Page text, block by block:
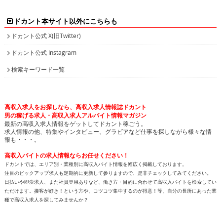
ドカント本サイト以外にこちらも
ドカント公式 X(旧Twitter)
ドカント公式 Instagram
検索キーワード一覧
高収入求人をお探しなら、高収入求人情報誌ドカント
男の稼げる求人・高収入求人アルバイト情報マガジン
最新の高収入求人情報をゲットしてドカント稼ごう。
求人情報の他、特集やインタビュー、グラビアなど仕事を探しながら様々な情
報も・・・。
高収入バイトの求人情報ならお任せください！
ドカントでは、エリア別・業種別に高収入バイト情報を幅広く掲載しております。
注目のピックアップ求人も定期的に更新して参りますので、是非チェックしてみてください。
日払いや即決求人、また社員登用ありなど、働き方・目的に合わせて高収入バイトを検索してい
ただけます。接客が好き！という方や、コツコツ集中するのが得意！等、自分の長所にあった業
種で高収入求人を探してみませんか？